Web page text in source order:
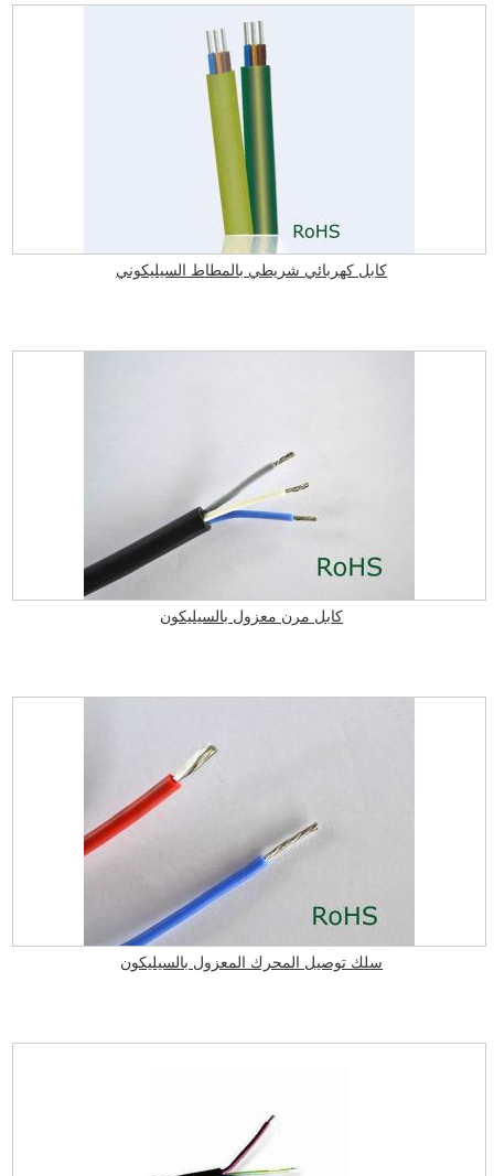
كابل كهربائي شريطي بالمطاط السيليكوني
كابل مرن معزول بالسيليكون
سلك توصيل المحرك المعزول بالسيليكون